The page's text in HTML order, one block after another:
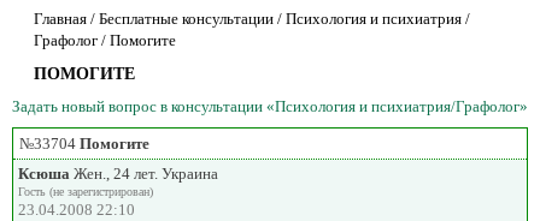
Стать консультантом нашего сайта
Главная / Бесплатные консультации / Психология и психиатрия /
Графолог / Помогите
ПОМОГИТЕ
Задать новый вопрос в консультации «Психология и психиатрия/Графолог»
№33704 Помогите
Ксюша Жен., 24 лет. Украина
Гость (не зарегистрирован)
23.04.2008 22:10